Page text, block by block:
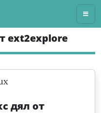
ext2explore
дял от